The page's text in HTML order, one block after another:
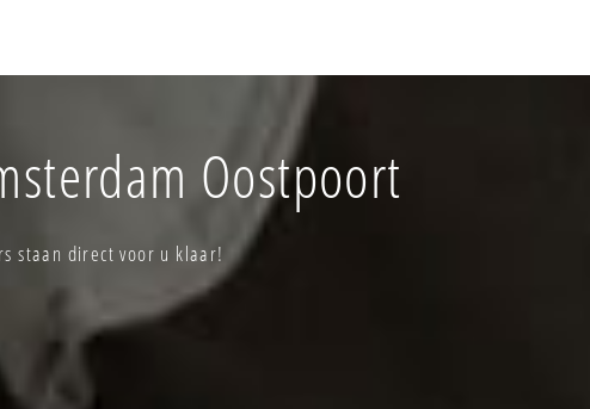
Oostpoort
staan direct voor u klaar!